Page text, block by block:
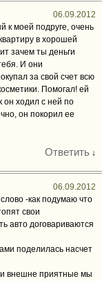
06.09.2012
к моей подруге, очень
в хорошей
зачем ты деньги
И они
за свой счет всю
Помогал! ей
он ходил с ней по
он покорил ее
Ответить ↓
06.09.2012
-как подумаю что
свои
авто договариваются
поделилась насчет
и внешне приятные мы